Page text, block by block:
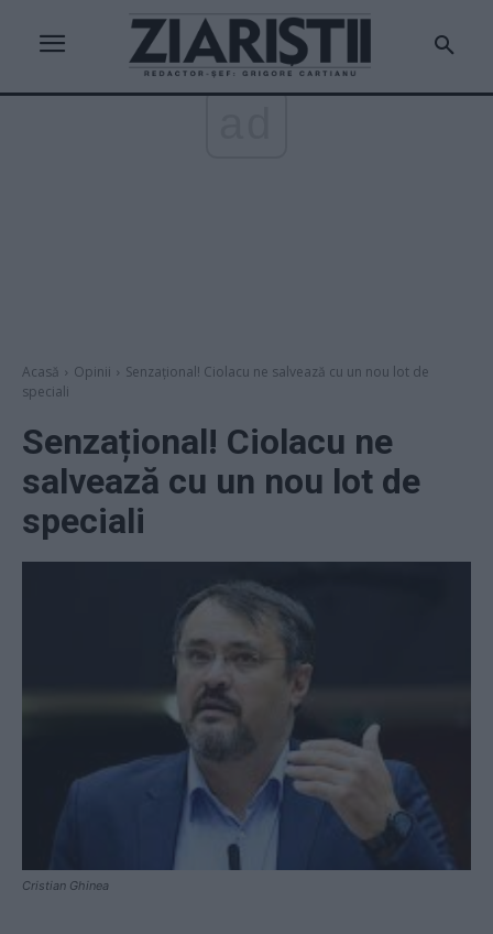
Acasă Opinii
Senzațional! Ciolacu ne salvează cu un nou lot de
speciali
Senzațional! Ciolacu ne
salvează cu un nou lot de
speciali
Cristian Ghinea